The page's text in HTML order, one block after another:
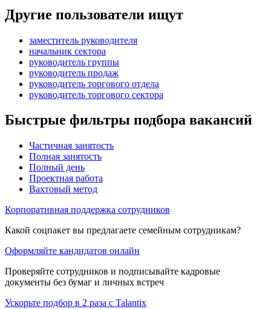
Другие пользователи ищут
заместитель руководителя
начальник сектора
руководитель группы
руководитель продаж
руководитель торгового отдела
руководитель торгового сектора
Быстрые фильтры подбора вакансий
Частичная занятость
Полная занятость
Полный день
Проектная работа
Вахтовый метод
Корпоративная поддержка сотрудников
Какой соцпакет вы предлагаете семейным сотрудникам?
Оформляйте кандидатов онлайн
Проверяйте сотрудников и подписывайте кадровые
документы без бумаг и личных встреч
Ускорьте подбор в 2 раза с Talantix